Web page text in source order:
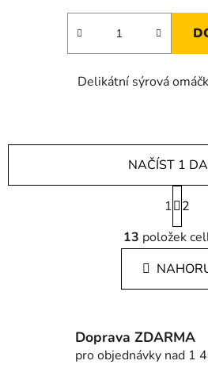
Delikátní sýrová
O
v
l
á
d
c
í
p
NAČÍST 1
S
t
r
á
n
k
n
í
1
2
13 položek
Doprava ZDARMA
pro objednávky nad 1